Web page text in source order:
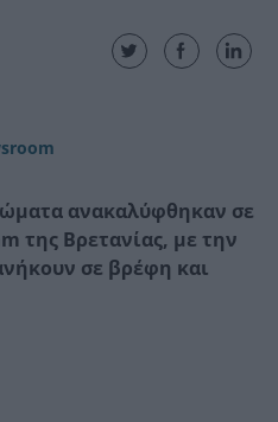
ανακαλύφθηκαν σε
της Βρετανίας, με την
σε βρέφη και